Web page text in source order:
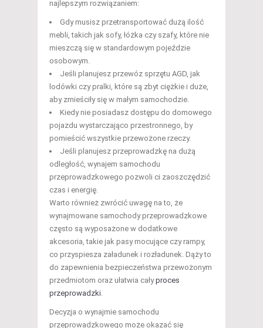
najlepszym rozwiązaniem:
Gdy musisz przetransportować dużą ilość
mebli, takich jak sofy, łóżka czy szafy, które nie
mieszczą się w standardowym pojeździe
osobowym.
Jeśli planujesz przewóz sprzętu AGD, jak
lodówki czy pralki, które są zbyt ciężkie i duże,
aby zmieściły się w małym samochodzie.
Kiedy nie posiadasz dostępu do domowego
pojazdu wystarczająco przestronnego, by
pomieścić wszystkie przewożone rzeczy.
Jeśli planujesz przeprowadzkę na dużą
odległość, wynajem samochodu
przeprowadzkowego pozwoli ci zaoszczędzić
czas i energię.
Warto również zwrócić uwagę na to, że
wynajmowane samochody przeprowadzkowe
często są wyposażone w dodatkowe
akcesoria, takie jak pasy mocujące czy rampy,
co przyspiesza załadunek i rozładunek. Dąży to
do zapewnienia bezpieczeństwa przewożonym
przedmiotom oraz ułatwia całyproces
przeprowadzki
Decyzja o wynajmie samochodu
przeprowadzkowego może okazać się